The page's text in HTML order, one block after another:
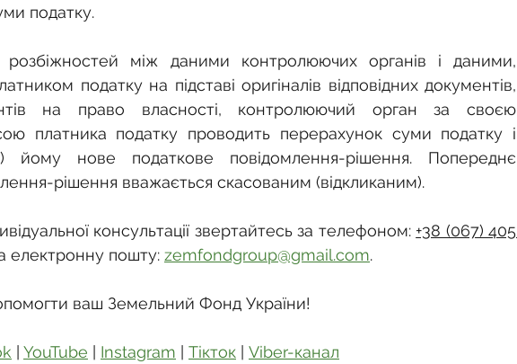
податку.
розбіжностей між даними контролюючих органів і даними,
податку на підставі оригіналів відповідних документів,
на право власності, контролюючий орган за своєю
платника податку проводить перерахунок суми податку і
йому нове податкове повідомлення-рішення. Попереднє
рішення вважається скасованим (відкликаним).
консультації звертайтесь за телефоном: +38 (067) 405
електронну пошту: zemfondgroup@gmail.com.
ваш Земельний Фонд України!
YouTube Instagram Тікток Viber-канал